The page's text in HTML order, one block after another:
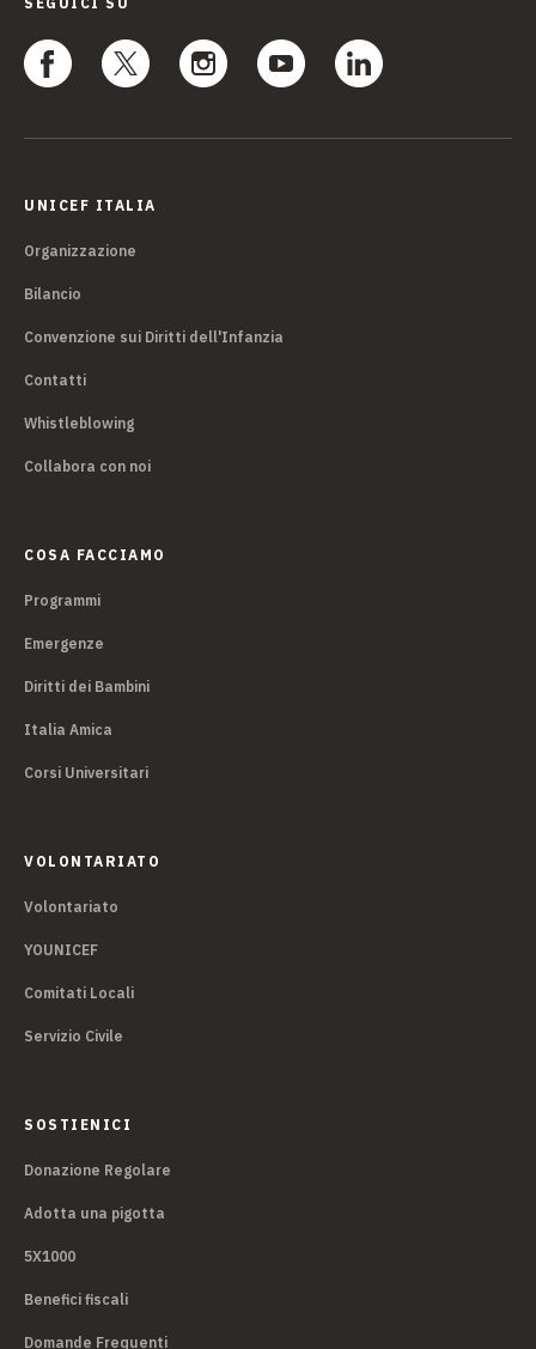
UNICEF ITALIA
Organizzazione
Bilancio
Convenzione sui Diritti dell'Infanzia
Contatti
Whistleblowing
Collabora con noi
COSA FACCIAMO
Programmi
Emergenze
Diritti dei Bambini
Italia Amica
Corsi Universitari
VOLONTARIATO
Volontariato
YOUNICEF
Comitati Locali
Servizio Civile
SOSTIENICI
Donazione Regolare
Adotta una pigotta
5X1000
Benefici fiscali
Domande Frequenti